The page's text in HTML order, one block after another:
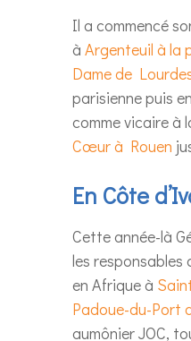
Il a commencé
à Argenteuil à la
Dame de
parisienne puis
comme vicaire à
Cœur à Rouen
En Côte
Cette année-là
les
en Afrique à
Padoue-du-Port
aumônier JOC,